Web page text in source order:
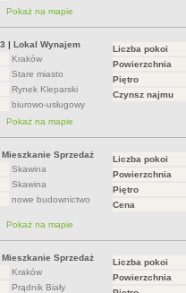
Pokaż na mapie
| Lokal Wynajem
Kraków
Stare miasto
Rynek Kleparski
biurowo-usługowy
Liczba pokoi
Powierzchnia
Piętro
Czynsz najmu
Pokaż na mapie
Mieszkanie Sprzedaż
Skawina
Skawina
nowe budownictwo
Liczba pokoi
Powierzchnia
Piętro
Cena
Pokaż na mapie
Mieszkanie Sprzedaż
Kraków
Prądnik Biały
Liczba pokoi
Powierzchnia